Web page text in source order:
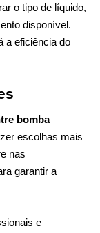
o tipo de líquido,
disponível.
a eficiência do
bomba
escolhas mais
nas
garantir a
e